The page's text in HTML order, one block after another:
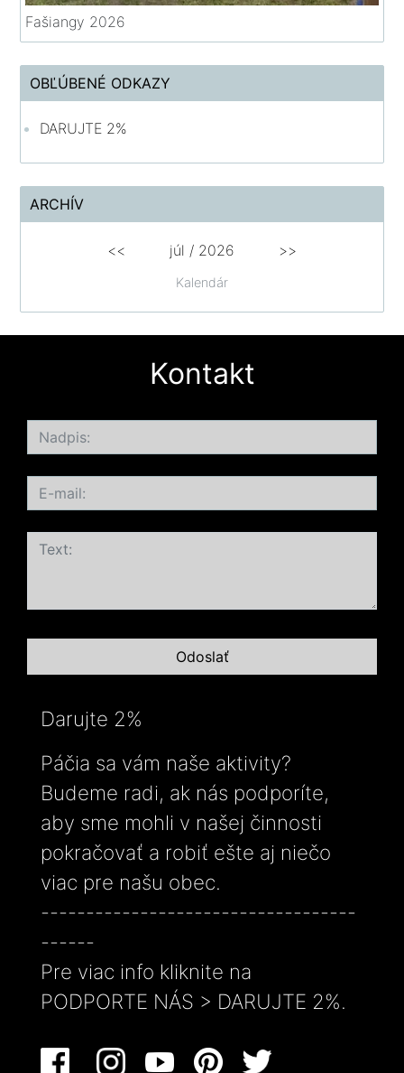
Fašiangy 2026
OBĽÚBENÉ ODKAZY
DARUJTE 2%
ARCHÍV
Kalendár
<< júl / 2026 >>
Kontakt
Darujte 2%
Páčia sa vám naše aktivity?
Budeme radi, ak nás podporíte,
aby sme mohli v našej činnosti
pokračovať a robiť ešte aj niečo
viac pre našu obec.
-----------------------------------
------
Pre viac info kliknite na
PODPORTE NÁS > DARUJTE 2%.